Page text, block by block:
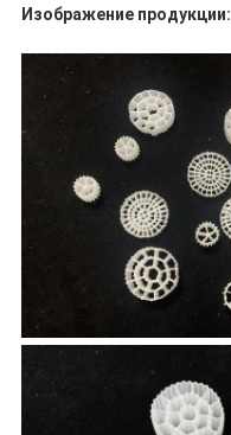
Изображение продукции: